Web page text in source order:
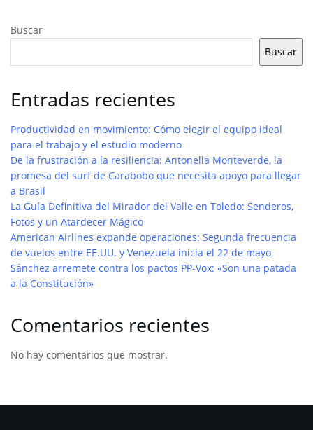
Buscar
Buscar
Entradas recientes
Productividad en movimiento: Cómo elegir el equipo ideal
para el trabajo y el estudio moderno
De la frustración a la resiliencia: Antonella Monteverde, la
promesa del surf de Carabobo que necesita apoyo para llegar
a Brasil
La Guía Definitiva del Mirador del Valle en Toledo: Senderos,
Fotos y un Atardecer Mágico
American Airlines expande operaciones: Segunda frecuencia
de vuelos entre EE.UU. y Venezuela inicia el 22 de mayo
Sánchez arremete contra los pactos PP-Vox: «Son una patada
a la Constitución»
Comentarios recientes
No hay comentarios que mostrar.